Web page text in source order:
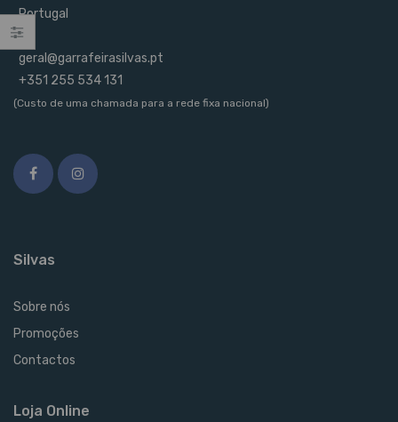
Portugal
geral@garrafeirasilvas.pt
+351 255 534 131
(Custo de uma chamada para a rede fixa nacional)
Silvas
Sobre nós
Promoções
Contactos
Loja Online